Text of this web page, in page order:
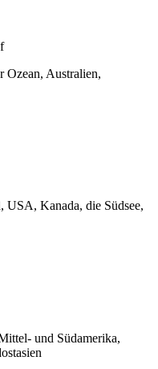
Ozean, Australien,
USA, Kanada, die Südsee,
und Südamerika,